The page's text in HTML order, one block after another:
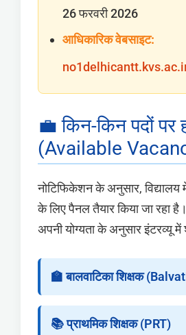
26 फरवरी 2026
आधिकारिक वेबसाइट:
💼 किन-किन पदों पर
(Available
नोटिफिकेशन के अनुसार, विद्यालय
के लिए पैनल तैयार किया जा रहा
अपनी योग्यता के अनुसार इंटरव्यू
🏫 बालवाटिका शिक्षक
📚 प्राथमिक शिक्षक (PRT)